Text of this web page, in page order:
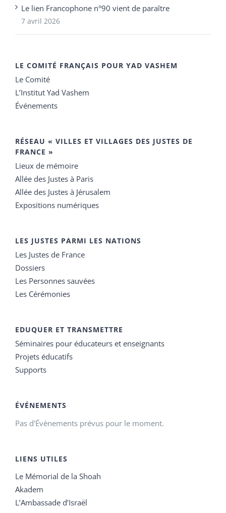
Le lien Francophone n°90 vient de paraître
7 avril 2026
LE COMITÉ FRANÇAIS POUR YAD VASHEM
Le Comité
L’Institut Yad Vashem
Événements
RÉSEAU « VILLES ET VILLAGES DES JUSTES DE
FRANCE »
Lieux de mémoire
Allée des Justes à Paris
Allée des Justes à Jérusalem
Expositions numériques
LES JUSTES PARMI LES NATIONS
Les Justes de France
Dossiers
Les Personnes sauvées
Les Cérémonies
EDUQUER ET TRANSMETTRE
Séminaires pour éducateurs et enseignants
Projets éducatifs
Supports
ÉVÉNEMENTS
Pas d'Évènements prévus pour le moment.
LIENS UTILES
Le Mémorial de la Shoah
Akadem
L’Ambassade d’Israël